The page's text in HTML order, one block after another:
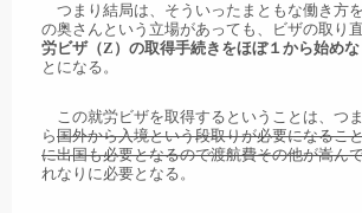
つまり結局は、そういったまともな働き方
の奥さんという立場があっても、ビザの取り
労ビザ（Z）の取得手続きをほぼ１から始め
とになる。
この就労ビザを取得するということは、つ
ら国外から入境という段取りが必要になるこ
に出国も必要となるので渡航費その他が嵩ん
れなりに必要となる。